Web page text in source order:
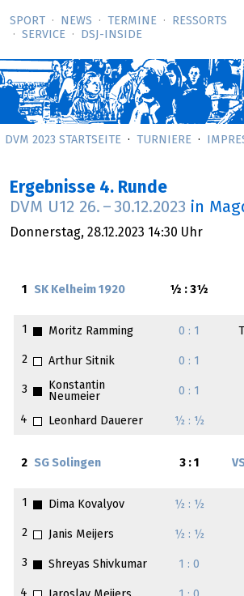
SPORT NEWS TERMINE
RESSORTS
SERVICE
DSJ-­INSIDE
DVM 2023 STARTSEITE TURNIERE
Ergebnisse 4. Runde
DVM U12 26. – 30.12.2023 in
Donnerstag, 28.12.2023 14:30 Uhr
1 SK Kelheim 1920 ½ : 3½
1 Moritz Ramming 0 : 1
2 Arthur Sitnik 0 : 1
3
Konstantin
Neumeier
0 : 1
4 Leonhard Dauerer ½ : ½
2 SG Solingen 3 : 1
1 Dima Kovalyov ½ : ½
2 Janis Meijers ½ : ½
3 Shreyas Shivkumar 1 : 0
4